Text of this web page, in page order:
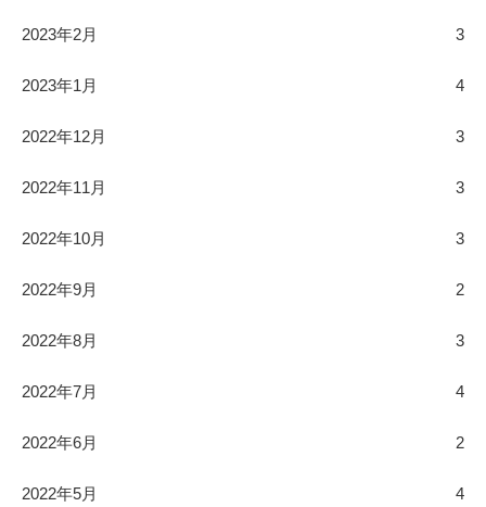
2023年2月 3
2023年1月 4
2022年12月 3
2022年11月 3
2022年10月 3
2022年9月 2
2022年8月 3
2022年7月 4
2022年6月 2
2022年5月 4